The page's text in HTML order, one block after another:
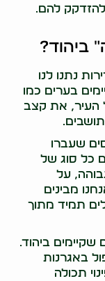
להם.
ביהוד?
נתנו לנו
בערים כמו
העיר, את קצב
שעברו
כל סוג של
על
מבינים
תמיד מתוך
שקיימים ביהוד.
באגרנות
תכולה